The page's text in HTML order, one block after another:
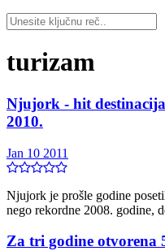
turizam
Njujork - hit destinacija
2010.
Jan 10 2011
Njujork je prošle godine
nego rekordne 2008. godine,
Za tri godine otvorena